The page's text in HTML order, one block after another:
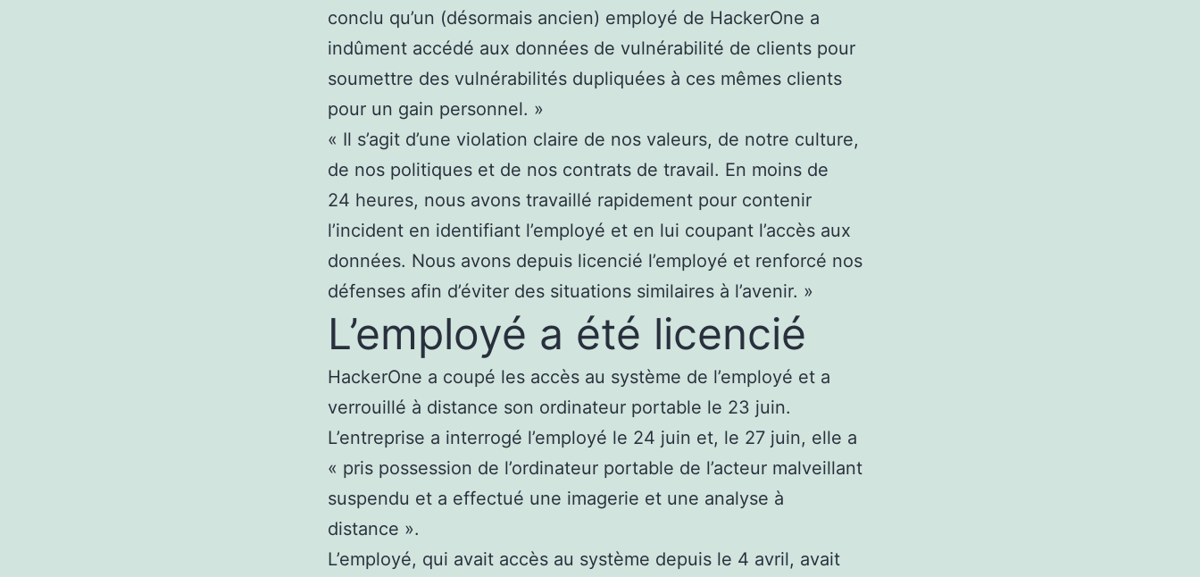
conclu qu’un (désormais ancien) employé de HackerOne a
indûment accédé aux données de vulnérabilité de clients pour
soumettre des vulnérabilités dupliquées à ces mêmes clients
pour un gain personnel. »
« Il s’agit d’une violation claire de nos valeurs, de notre culture,
de nos politiques et de nos contrats de travail. En moins de
24 heures, nous avons travaillé rapidement pour contenir
l’incident en identifiant l’employé et en lui coupant l’accès aux
données. Nous avons depuis licencié l’employé et renforcé nos
défenses afin d’éviter des situations similaires à l’avenir. »
L’employé a été licencié
HackerOne a coupé les accès au système de l’employé et a
verrouillé à distance son ordinateur portable le 23 juin.
L’entreprise a interrogé l’employé le 24 juin et, le 27 juin, elle a
« pris possession de l’ordinateur portable de l’acteur malveillant
suspendu et a effectué une imagerie et une analyse à
distance ».
L’employé, qui avait accès au système depuis le 4 avril, avait